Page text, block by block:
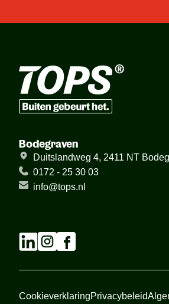
Bodegraven
Duitslandweg 4, 2411 NT
0172 - 25 30 03
info@tops.nl
CookieverklaringPrivacybeleid